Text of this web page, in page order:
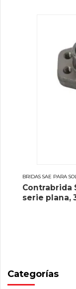
BRIDAS SAE PARA
Contrabrida
serie plana,
Categorías